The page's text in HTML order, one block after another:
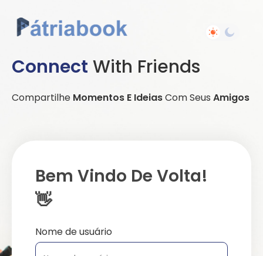
Connect With Friends
Compartilhe Momentos E IdeiasCom Seus Amigos
Bem Vindo De Volta!
👋
Nome de usuário